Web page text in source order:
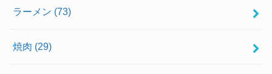
ラーメン (73)
焼肉 (29)